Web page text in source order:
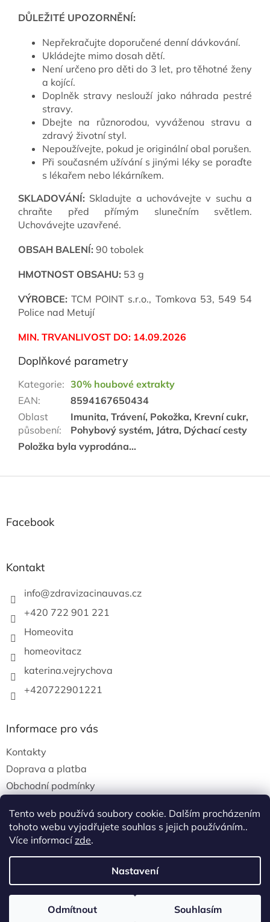
Tento web používá soubory cookie. Dalším procházením
tohoto webu vyjadřujete souhlas s jejich používáním..
Více informacízde.
Nastavení
Odmítnout Souhlasím
DŮLEŽITÉ UPOZORNĚNÍ:
Nepřekračujte doporučené denní dávkování.
Ukládejte mimo dosah dětí.
Není určeno pro děti do 3 let, pro těhotné ženy
a kojící.
Doplněk stravy neslouží jako náhrada pestré
stravy.
Dbejte na různorodou, vyváženou stravu a
zdravý životní styl.
Nepoužívejte, pokud je originální obal porušen.
Při současném užívání s jinými léky se poraďte
s lékařem nebo lékárníkem.
SKLADOVÁNÍ: Skladujte a uchovávejte v suchu a
chraňte před přímým slunečním světlem.
Uchovávejte uzavřené.
OBSAH BALENÍ: 90 tobolek
HMOTNOST OBSAHU: 53 g
VÝROBCE: TCM POINT s.r.o., Tomkova 53, 549 54
Police nad Metují
MIN. TRVANLIVOST DO: 14.09.2026
Doplňkové parametry
Kategorie: 30% houbové extrakty
EAN:
8594167650434
Oblast
působení:
Imunita, Trávení, Pokožka, Krevní cukr,
Pohybový systém, Játra, Dýchací cesty
Položka byla vyprodána…
Facebook
Kontakt
info@zdravizacinauvas.cz
+420 722 901 221
Homeovita
homeovitacz
katerina.vejrychova
+420722901221
Informace pro vás
Kontakty
Doprava a platba
Obchodní podmínky
Vytvořil Shoptet
Copyright 2026Homeovita. Všechna práva
vyhrazena.
Upravit nastavení cookies